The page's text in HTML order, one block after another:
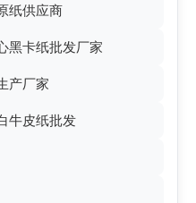
纸供应商
黑卡纸批发厂家
产厂家
牛皮纸批发